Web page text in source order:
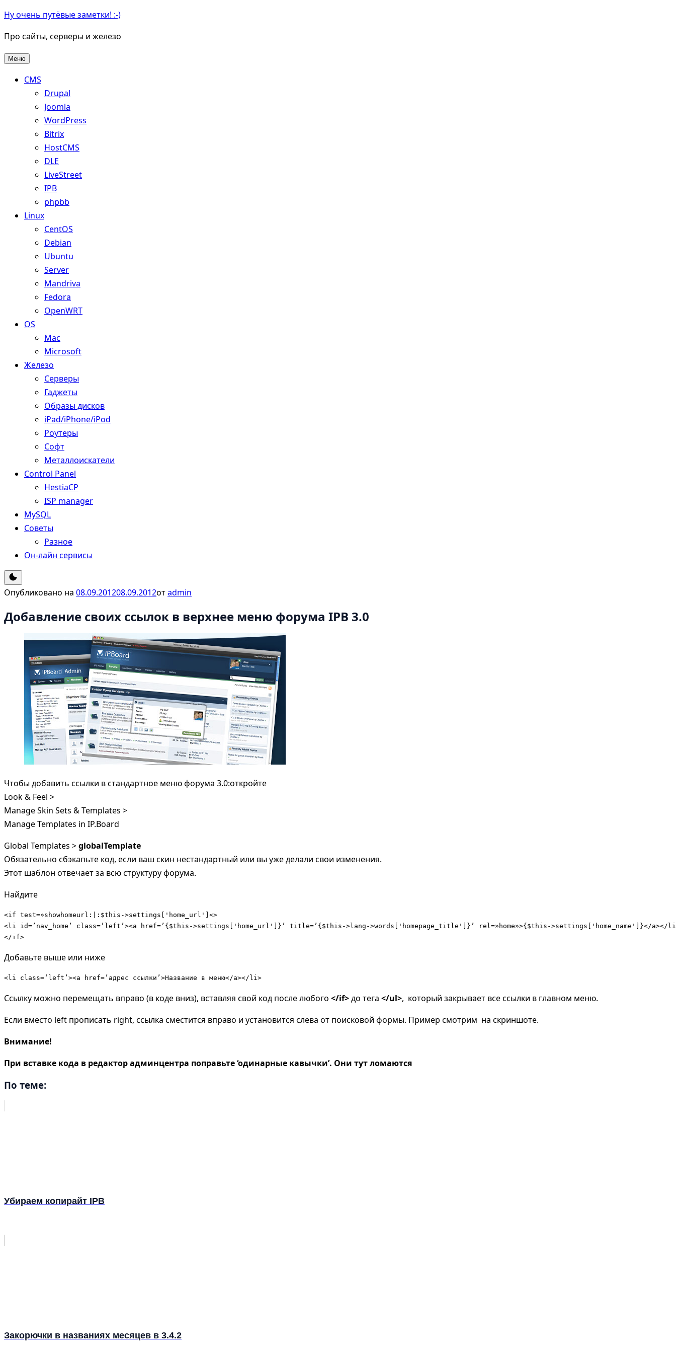
Перейти
содержимому
Ну очень путёвые заметки! :-)
Про сайты, серверы и железо
Меню
CMS
Drupal
Joomla
WordPress
Bitrix
HostCMS
DLE
LiveStreet
IPB
phpbb
Linux
CentOS
Debian
Ubuntu
Server
Mandriva
Fedora
OpenWRT
OS
Mac
Microsoft
Железо
Серверы
Гаджеты
Образы дисков
iPad/iPhone/iPod
Роутеры
Софт
Металлоискатели
Control Panel
HestiaCP
ISP manager
MySQL
Советы
Разное
Он-лайн сервисы
Переключатель
темного
режима
Опубликовано на 08.09.201208.09.2012отadmin
Добавление своих ссылок в верхнее меню форума IPB 3.0
Чтобы добавить ссылки в стандартное меню форума 3.0:откройте
Look & Feel >
Manage Skin Sets & Templates >
Manage Templates in IP.Board
Global Templates >globalTemplate
Обязательно сбэкапьте код, если ваш скин нестандартный или вы уже делали свои изменения.
Этот шаблон отвечает за всю структуру форума.
Найдите
<if test=»showhomeurl:|:$this->settings['home_url']«>
<li id=’nav_home’ class=’left’><a href=’{$this->settings['home_url']}’ title=’{$this->lang->words['homepage_title']}’ rel=»home»>{$this->settings['home_name']}</a></
</if>
Добавьте выше или ниже
<li class=‘left’><a href=’адрес ссылки’>Название в меню</a></li>
Ссылку можно перемещать вправо (в коде вниз), вставляя свой код после любого </if>до тега </ul>, который закрывает все ссылки в главном меню.
Если вместо left прописать right, ссылка сместится вправо и установится слева от поисковой формы. Пример смотрим на скриншоте.
Внимание!
При вставке кода в редактор админцентра поправьте ‘одинарные кавычки’. Они тут ломаются
По теме:
Убираем копирайт IPB
Закорючки в названиях месяцев в 3.4.2